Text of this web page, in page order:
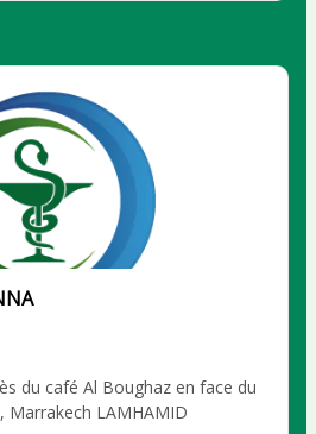
du café Al Boughaz en face du
Marrakech LAMHAMID